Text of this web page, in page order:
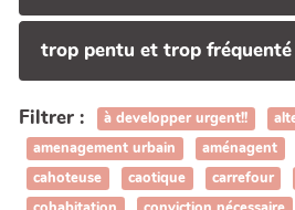
trop pentu et trop
Filtrer : à developper urgent!!
amenagement urbain
aménagent
cahoteuse
caotique carrefour